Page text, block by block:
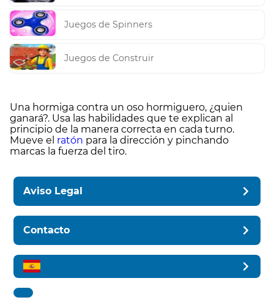
Juegos de Spinners
Juegos de Construir
Una hormiga contra un oso hormiguero, ¿quien
ganará?. Usa las habilidades que te explican al
principio de la manera correcta en cada turno.
Mueve el ratón para la dirección y pinchando
marcas la fuerza del tiro.
Aviso Legal
Contacto